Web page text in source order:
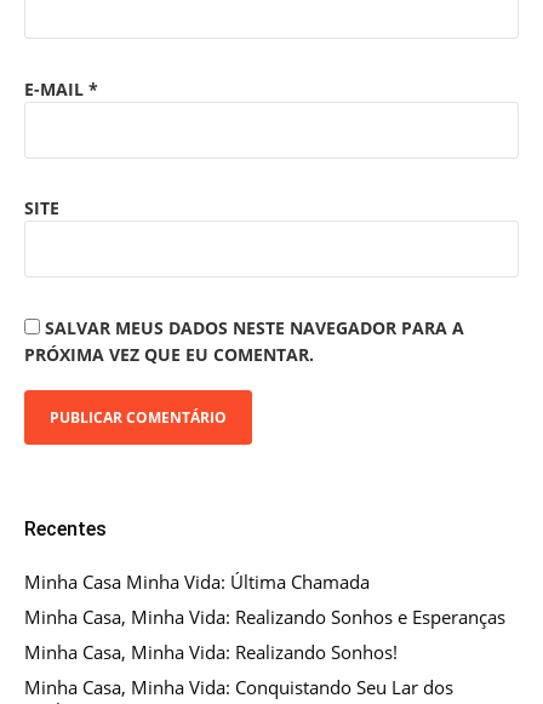
E-MAIL *
SITE
SALVAR MEUS DADOS NESTE NAVEGADOR PARA A
PRÓXIMA VEZ QUE EU COMENTAR.
Recentes
Minha Casa Minha Vida: Última Chamada
Minha Casa, Minha Vida: Realizando Sonhos e Esperanças
Minha Casa, Minha Vida: Realizando Sonhos!
Minha Casa, Minha Vida: Conquistando Seu Lar dos